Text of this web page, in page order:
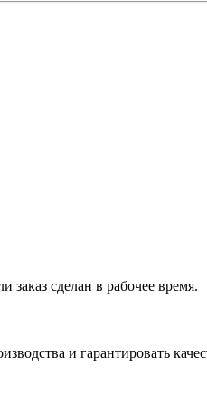
заказ сделан в рабочее время.
и гарантировать